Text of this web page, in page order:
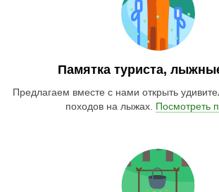
Памятка туриста,
Предлагаем вместе с нами открыть
походов на лыжах. Посмотреть